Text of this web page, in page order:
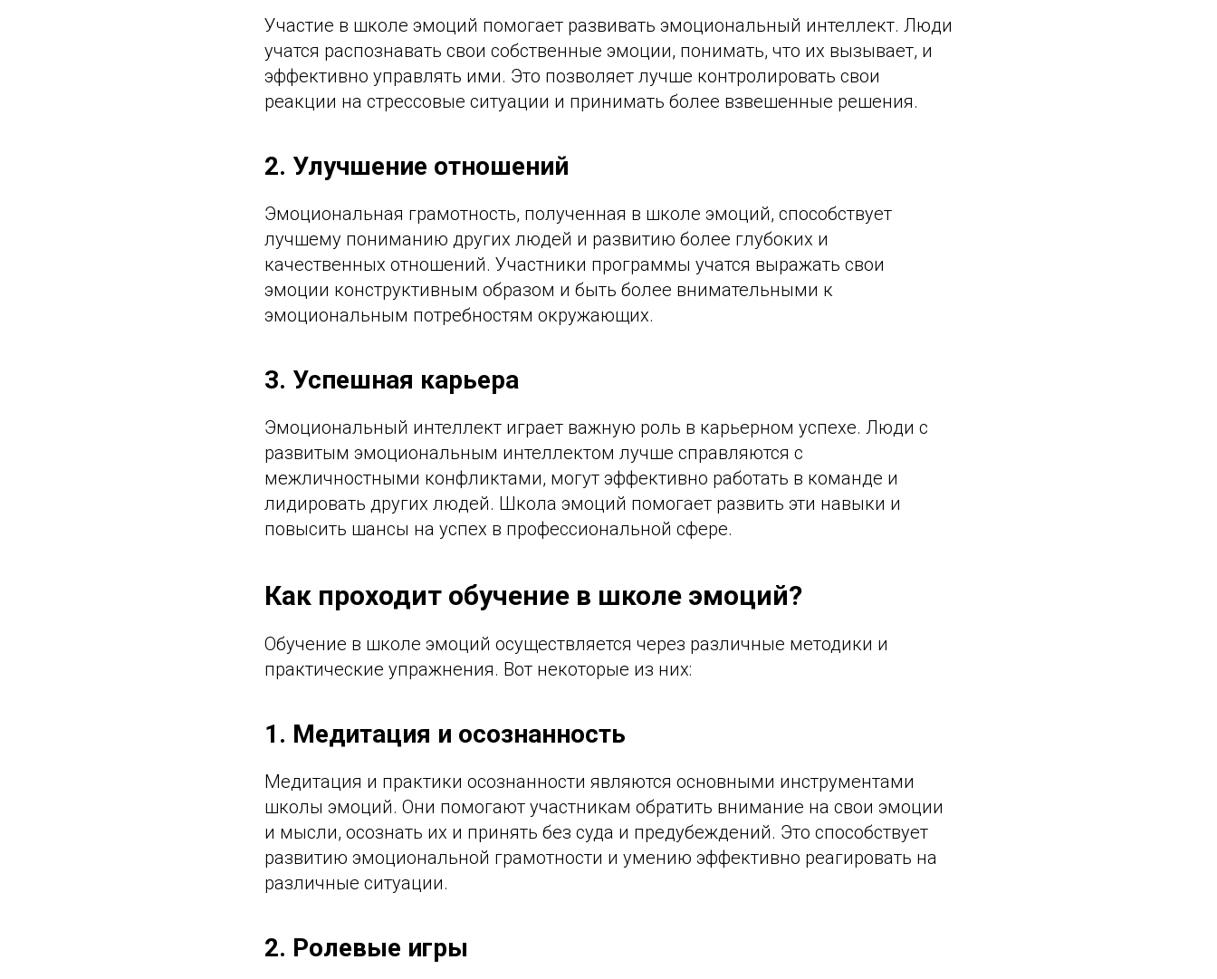
Участие в школе эмоций помогает развивать эмоциональный интеллект. Люди
учатся распознавать свои собственные эмоции, понимать, что их вызывает, и
эффективно управлять ими. Это позволяет лучше контролировать свои
реакции на стрессовые ситуации и принимать более взвешенные решения.
2. Улучшение отношений
Эмоциональная грамотность, полученная в школе эмоций, способствует
лучшему пониманию других людей и развитию более глубоких и
качественных отношений. Участники программы учатся выражать свои
эмоции конструктивным образом и быть более внимательными к
эмоциональным потребностям окружающих.
3. Успешная карьера
Эмоциональный интеллект играет важную роль в карьерном успехе. Люди с
развитым эмоциональным интеллектом лучше справляются с
межличностными конфликтами, могут эффективно работать в команде и
лидировать других людей. Школа эмоций помогает развить эти навыки и
повысить шансы на успех в профессиональной сфере.
Как проходит обучение в школе эмоций?
Обучение в школе эмоций осуществляется через различные методики и
практические упражнения. Вот некоторые из них:
1. Медитация и осознанность
Медитация и практики осознанности являются основными инструментами
школы эмоций. Они помогают участникам обратить внимание на свои эмоции
и мысли, осознать их и принять без суда и предубеждений. Это способствует
развитию эмоциональной грамотности и умению эффективно реагировать на
различные ситуации.
2. Ролевые игры